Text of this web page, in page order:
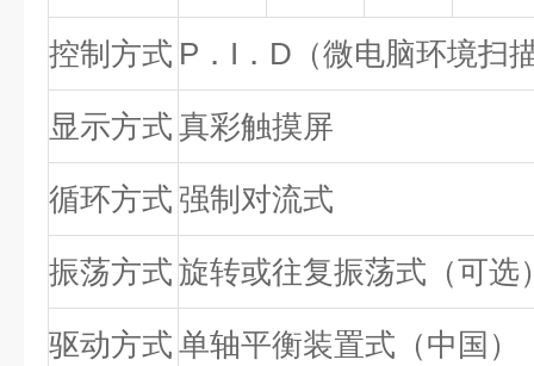
控制方式 P．I．D（微电脑环境扫
显示方式 真彩触摸屏
循环方式 强制对流式
振荡方式 旋转或往复振荡式（可选
驱动方式 单轴平衡装置式（中国）